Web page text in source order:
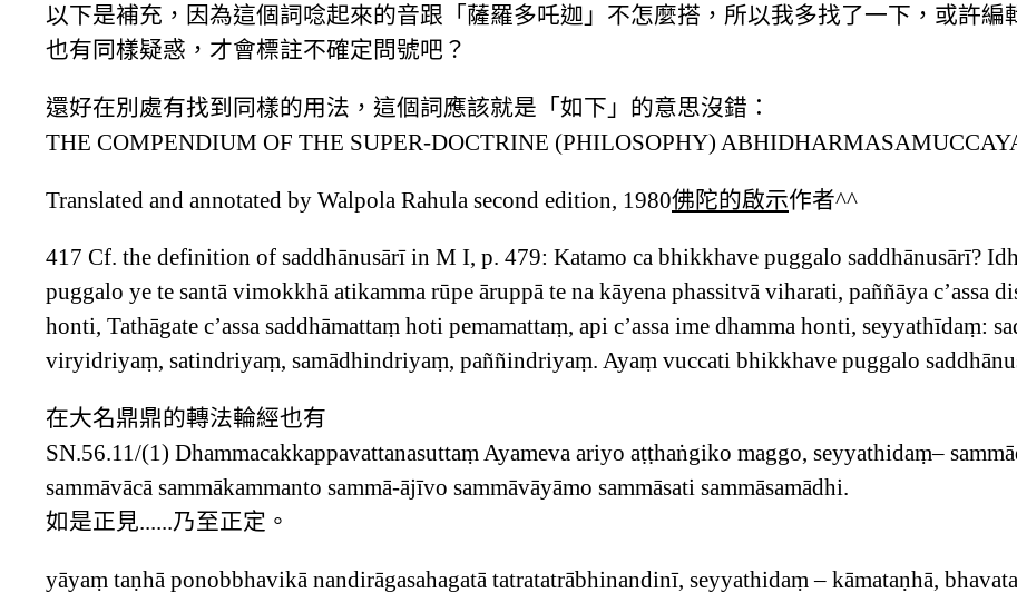
以下是補充，因為這個詞唸起來的音跟「薩羅多吒迦」不怎麼搭，所以我多找了一下，或許編
也有同樣疑惑，才會標註不確定問號吧？
還好在別處有找到同樣的用法，這個詞應該就是「如下」的意思沒錯：
THE COMPENDIUM OF THE SUPER-DOCTRINE (PHILOSOPHY)
Translated and annotated by Walpola Rahula second edition, 1980佛陀的啟示作者^^
417 Cf. the definition of saddhānusārī in M I, p. 479: Katamo ca bhikkhave puggalo saddhānusārī?
puggalo ye te santā vimokkhā atikamma rūpe āruppā te na kāyena phassitvā viharati, paññāya c’assa
honti, Tathāgate c’assa saddhāmattaṃ hoti pemamattaṃ, api c’assa ime dhamma honti, seyyathīdaṃ:
viryidriyaṃ, satindriyaṃ, samādhindriyaṃ, paññindriyaṃ. Ayaṃ vuccati bhikkhave puggalo
在大名鼎鼎的轉法輪經也有
SN.56.11/(1) Dhammacakkappavattanasuttaṃ Ayameva ariyo aṭṭhaṅgiko maggo, seyyathidaṃ–
sammāvācā sammākammanto sammā-ājīvo sammāvāyāmo sammāsati sammāsamādhi.
如是正見......乃至正定。
yāyaṃ taṇhā ponobbhavikā nandirāgasahagatā tatratatrābhinandinī, seyyathidaṃ – kāmataṇhā,